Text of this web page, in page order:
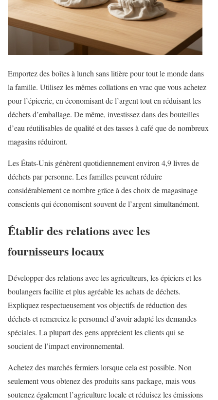
Emportez des boîtes à lunch sans litière pour tout le monde dans
la famille. Utilisez les mêmes collations en vrac que vous achetez
pour l’épicerie, en économisant de l’argent tout en réduisant les
déchets d’emballage. De même, investissez dans des bouteilles
d’eau réutilisables de qualité et des tasses à café que de nombreux
magasins réduiront.
Les États-Unis génèrent quotidiennement environ 4,9 livres de
déchets par personne. Les familles peuvent réduire
considérablement ce nombre grâce à des choix de magasinage
conscients qui économisent souvent de l’argent simultanément.
Établir des relations avec les
fournisseurs locaux
Développer des relations avec les agriculteurs, les épiciers et les
boulangers facilite et plus agréable les achats de déchets.
Expliquez respectueusement vos objectifs de réduction des
déchets et remerciez le personnel d’avoir adapté les demandes
spéciales. La plupart des gens apprécient les clients qui se
soucient de l’impact environnemental.
Achetez des marchés fermiers lorsque cela est possible. Non
seulement vous obtenez des produits sans package, mais vous
soutenez également l’agriculture locale et réduisez les émissions